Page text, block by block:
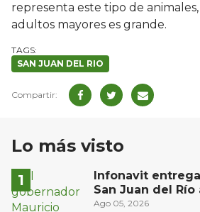
representa este tipo de
adultos mayores es grande.
SAN JUAN DEL RIO
Lo más visto
Infonavit
San Juan del
bajos ingresos
Ago 05, 2026